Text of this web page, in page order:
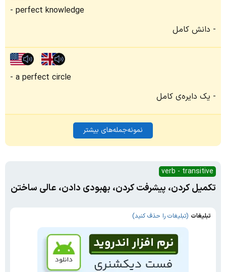
perfect knowledge
دانش کامل
a perfect circle
یک دایره‌ی کامل
نمونه‌جمله‌های بیشتر
verb - transitive
تکمیل کردن، پیشرفت کردن، بهبودی دادن، عالی ساختن
تبلیغات (تبلیغات را حذف کنید)